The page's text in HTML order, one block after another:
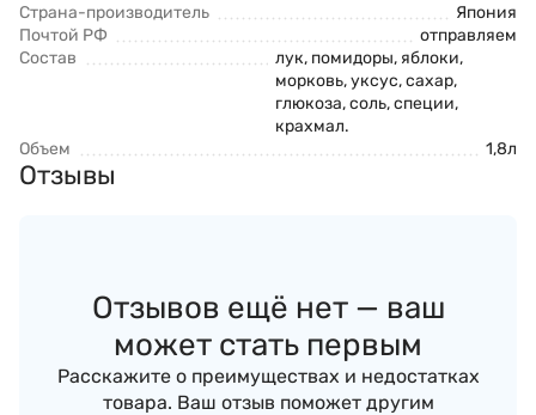
Страна-производитель
Япония
Почтой РФ
отправляем
Состав
лук, помидоры, яблоки,
морковь, уксус, сахар,
глюкоза, соль, специи,
крахмал​​.
Объем
1,8л
Отзывы
Отзывов ещё нет — ваш
может стать первым
Расскажите о преимуществах и недостатках
товара. Ваш отзыв поможет другим